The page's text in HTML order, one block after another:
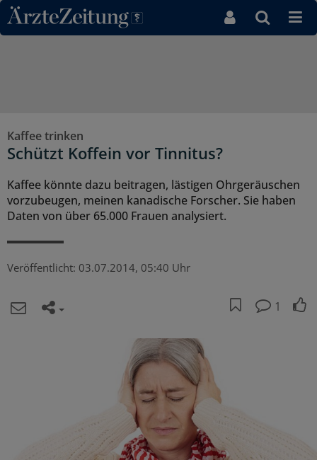
Direkt zum Inhaltsbereich
Kaffee trinken
Schützt Koffein vor Tinnitus?
Kaffee könnte dazu beitragen, lästigen Ohrgeräuschen
vorzubeugen, meinen kanadische Forscher. Sie haben
Daten von über 65.000 Frauen analysiert.
Veröffentlicht: 03.07.2014, 05:40 Uhr
1